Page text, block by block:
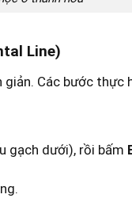
Line)
Các bước thực
gạch dưới), rồi bấm